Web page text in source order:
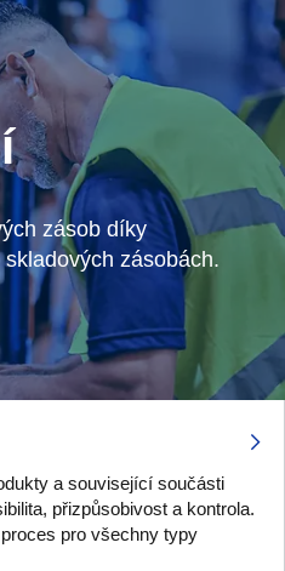
zásob díky
zásobách.
a související součásti
přizpůsobivost a kontrola.
pro všechny typy